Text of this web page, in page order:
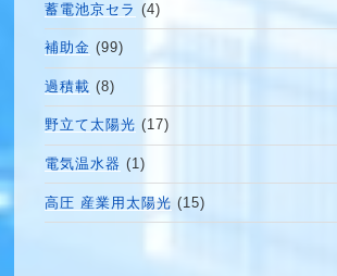
蓄電池京セラ (4)
補助金 (99)
過積載 (8)
野立て太陽光 (17)
電気温水器 (1)
高圧 産業用太陽光 (15)